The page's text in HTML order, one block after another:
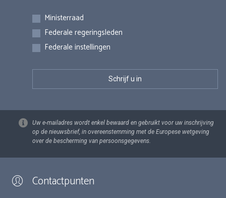
Inschrijvingen
Ministerraad
Federale regeringsleden
Federale instellingen
Uw e-mailadres wordt enkel bewaard en gebruikt voor uw inschrijving
op de nieuwsbrief, in overeenstemming met de Europese wetgeving
over de bescherming van persoonsgegevens.
Contactpunten